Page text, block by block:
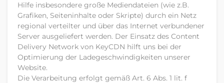
Hilfe insbesondere große Mediendateien (wie z.B.
Grafiken, Seiteninhalte oder Skripte) durch ein Netz
regional verteilter und über das Internet verbundener
Server ausgeliefert werden. Der Einsatz des Content
Delivery Network von KeyCDN hilft uns bei der
Optimierung der Ladegeschwindigkeiten unserer
Website.
Die Verarbeitung erfolgt gemäß Art. 6 Abs. 1 lit. f